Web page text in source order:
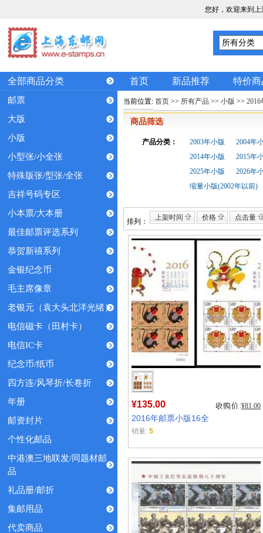
您好，欢迎来到
全部商品分类 首页 新品推荐 特价商
邮票
大版
小版
小型张/小全张
特殊版张/型张/全张
吉祥号码专区
小本票/大本册
最佳邮票评选系列
恭贺新禧系列
金银纪念币
毛主席像章
老银元（袁大头北洋光绪）
电信磁卡（田村卡）
电信IC卡
纪念币/纸币
四方连/风琴折/长卷折
年册
邮资封片
个性化邮品
中港澳三地联发/同题材邮
品
礼品册/邮折
集邮用品
代卖商品
当前位置: 首页 >> 所有产品 >> 小版 >> 2016
商品筛选
产品分类： 2003年小版
2004年
2014年小版
2015年
2025年小版
2026年
缩量小版(2002年以前)
排列： 上架时间 价格 点击量
¥135.00 ¥81.00
2016年邮票小版16全
销量: 5